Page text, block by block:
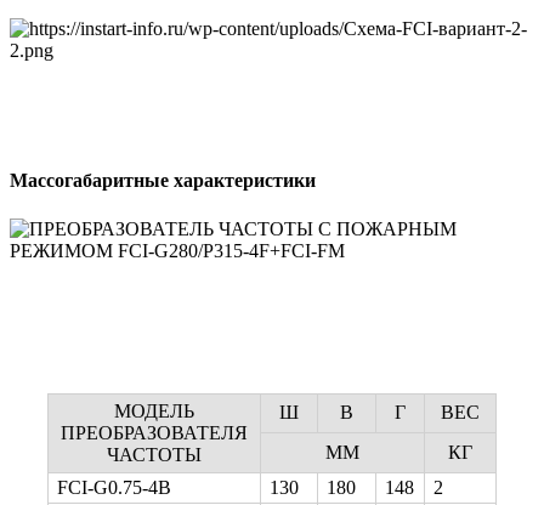
Массогабаритные характеристики
МОДЕЛЬ
ПРЕОБРАЗОВАТЕЛЯ
ЧАСТОТЫ
Ш В Г
ВЕС
ММ
КГ
FCI-G0.75-4B
130 180 148
2